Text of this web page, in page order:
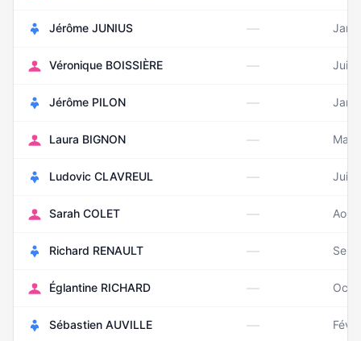
Jérôme JUNIUS —
Véronique BOISSIÈRE — Juin
Jérôme PILON —
Laura BIGNON — Mai
Ludovic CLAVREUL — Juin
Sarah COLET — Août
Richard RENAULT —
Églantine RICHARD —
Sébastien AUVILLE —